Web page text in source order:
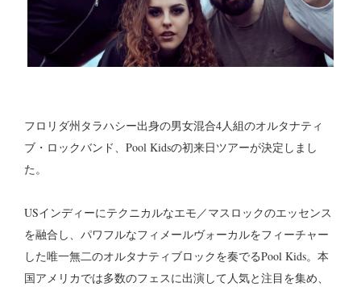
フロリダ州タラハシー出身の男女混合4人組のオルタナティ
ブ・ロックバンド、Pool Kidsの初来日ツアーが決定しまし
た。
USインディーにテクニカルなエモ／マスロックのエッセンス
を融合し、パワフルなフィメールヴォーカルをフィーチャー
した唯一無二のオルタナティブロックを奏でるPool Kids。本
国アメリカでは多数のフェスに出演して人気と注目を集め、